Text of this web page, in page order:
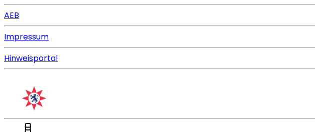
AEB
Impressum
Hinweisportal